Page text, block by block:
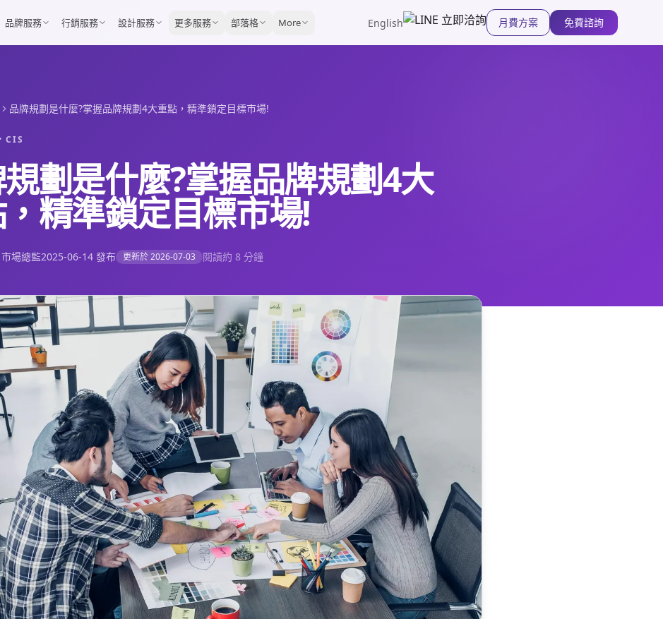
品牌服務 行銷服務 設計服務 更多服務 部落格 More English 月費方案 免費諮詢
品牌規劃是什麼?掌握品牌規劃4大重點，精準鎖定目標市場!
CIS
劃是什麼?掌握品牌規劃4大
精準鎖定目標市場!
市場總監2025-06-14 發布 更新於2026-07-03 閱讀約 8 分鐘